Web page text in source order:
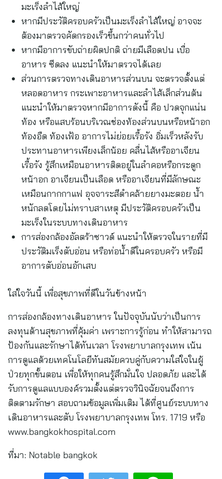
มะเร็งลำไส้ใหญ่
หากมีประวัติครอบครัวเป็นมะเร็งลำไส้ใหญ่ อาจจะ
ต้องมาตรวจคัดกรองเร็วขึ้นกว่าคนทั่วไป
หากมีอาการขับถ่ายผิดปกติ ถ่ายมีเลือดปน เบื่อ
อาหาร ซีดลง แนะนำให้มาตรวจได้เลย
ส่วนการตรวจทางเดินอาหารส่วนบน จะตรวจตั้งแต่
หลอดอาหาร กระเพาะอาหารและลำไส้เล็กส่วนต้น
แนะนำให้มาตรวจหากมีอาการดังนี้ คือ ปวดจุกแน่น
ท้อง หรือแสบร้อนบริเวณช่องท้องส่วนบนหรือหน้าอก
ท้องอืด ท้องเฟ้อ อาการไม่ย่อยเรื้อรัง อิ่มเร็วหลังรับ
ประทานอาหารเพียงเล็กน้อย คลื่นไส้หรืออาเจียน
เรื้อรัง รู้สึกเหมือนอาหารติดอยู่ในลำคอหรือกระดูก
หน้าอก อาเจียนเป็นเลือด หรืออาเจียนที่มีลักษณะ
เหมือนกากกาแฟ อุจจาระสีดำคล้ายยางมะตอย น้ำ
หนักลดโดยไม่ทราบสาเหตุ มีประวัติครอบครัวเป็น
มะเร็งในระบบทางเดินอาหาร
การส่องกล้องอัลตร้าซาวด์ แนะนำให้ตรวจในรายที่มี
ประวัติมเร็งตับอ่อน หรือท่อน้ำดีในครอบครัว หรือมี
อาการตับอ่อนอักเสบ
ใส่ใจวันนี้ เพื่อสุขภาพที่ดีในวันข้างหน้า
การส่องกล้องทางเดินอาหาร ในปัจจุบันนับว่าเป็นการ
ลงทุนด้านสุขภาพที่คุ้มค่า เพราะการรู้ก่อน ทำให้สามารถ
ป้องกันและรักษาได้ทันเวลา โรงพยาบาลกรุงเทพ เน้น
การดูแลด้วยเทคโนโลยีทันสมัยควบคู่กับความใส่ใจในผู้
ป่วยทุกขั้นตอน เพื่อให้ทุกคนรู้สึกมั่นใจ ปลอดภัย และได้
รับการดูแลแบบองค์รวมตั้งแต่ตรวจวินิจฉัยจนถึงการ
ติดตามรักษา สอบถามข้อมูลเพิ่มเติม ได้ที่ศูนย์ระบบทาง
เดินอาหารและตับ โรงพยาบาลกรุงเทพ โทร. 1719 หรือ
www.bangkokhospital.com
ที่มา: Notable bangkok